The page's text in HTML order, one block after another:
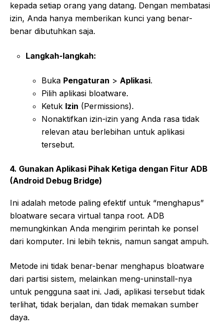
kepada setiap orang yang datang. Dengan membatasi
izin, Anda hanya memberikan kunci yang benar-
benar dibutuhkan saja.
Langkah-langkah:
Buka Pengaturan > Aplikasi.
Pilih aplikasi bloatware.
Ketuk Izin (Permissions).
Nonaktifkan izin-izin yang Anda rasa tidak
relevan atau berlebihan untuk aplikasi
tersebut.
4. Gunakan Aplikasi Pihak Ketiga dengan Fitur ADB
(Android Debug Bridge)
Ini adalah metode paling efektif untuk “menghapus”
bloatware secara virtual tanpa root. ADB
memungkinkan Anda mengirim perintah ke ponsel
dari komputer. Ini lebih teknis, namun sangat ampuh.
Metode ini tidak benar-benar menghapus bloatware
dari partisi sistem, melainkan meng-uninstall-nya
untuk pengguna saat ini. Jadi, aplikasi tersebut tidak
terlihat, tidak berjalan, dan tidak memakan sumber
daya.